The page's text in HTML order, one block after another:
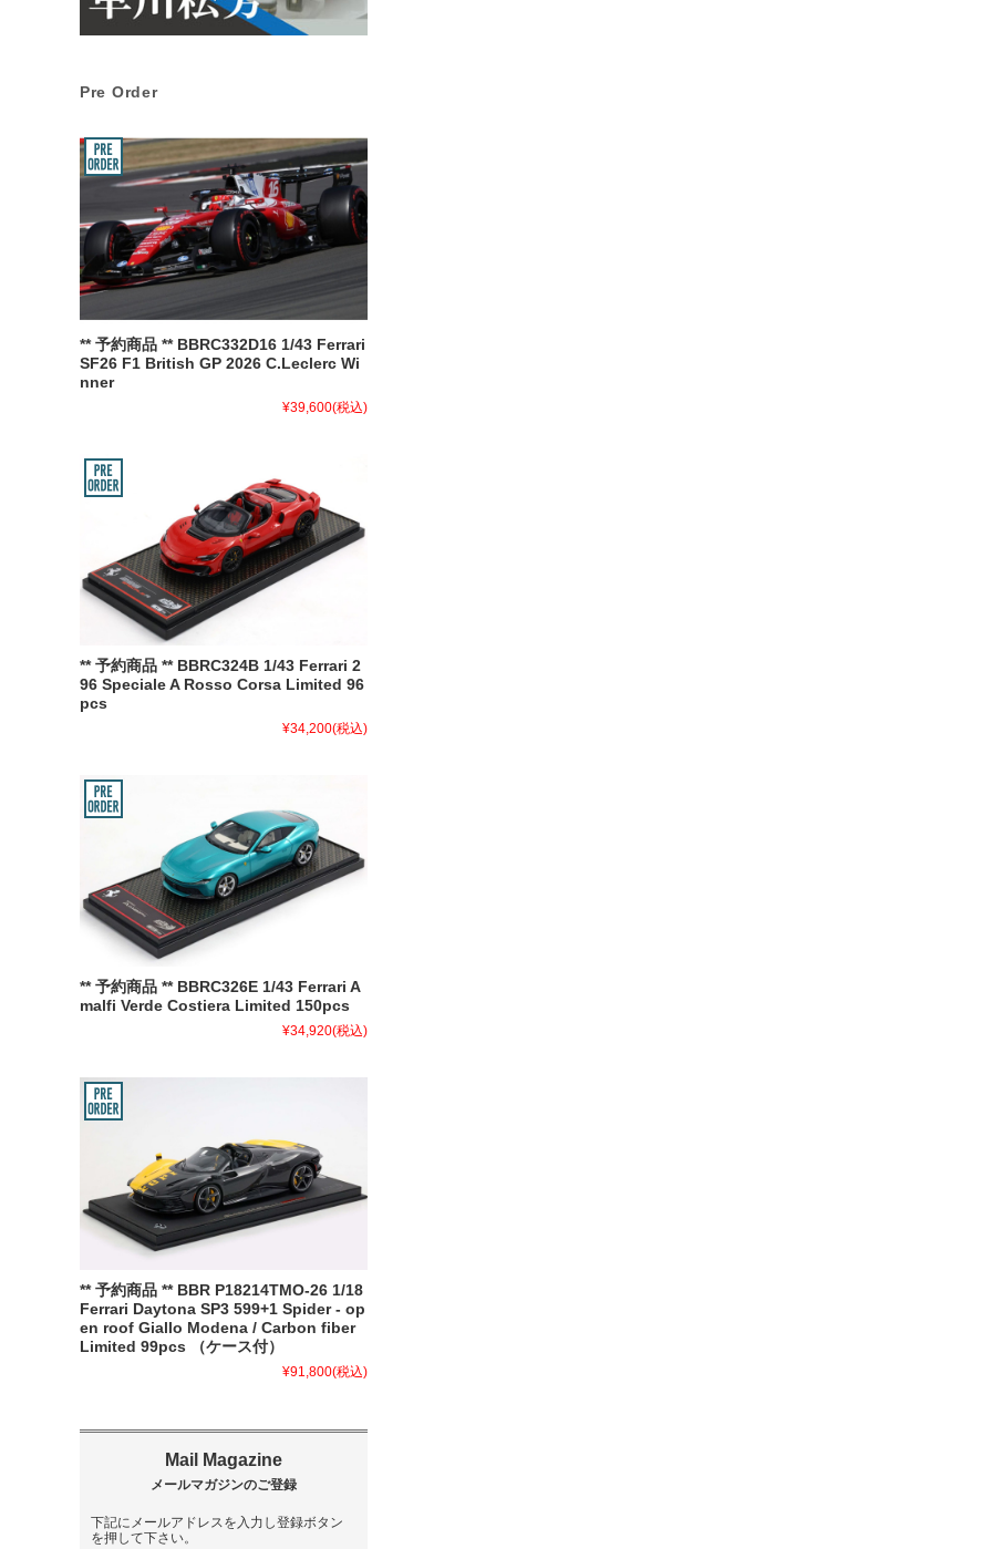
Pre Order
** 予約商品 ** BBRC332D16 1/43 Ferrari
SF26 F1 British GP 2026 C.Leclerc Wi
nner
¥39,600(税込)
** 予約商品 ** BBRC324B 1/43 Ferrari 2
96 Speciale A Rosso Corsa Limited 96
pcs
¥34,200(税込)
** 予約商品 ** BBRC326E 1/43 Ferrari A
malfi Verde Costiera Limited 150pcs
¥34,920(税込)
** 予約商品 ** BBR P18214TMO-26 1/18
Ferrari Daytona SP3 599+1 Spider - op
en roof Giallo Modena / Carbon fiber
Limited 99pcs （ケース付）
¥91,800(税込)
下記にメールアドレスを入力し登録ボタン
を押して下さい。